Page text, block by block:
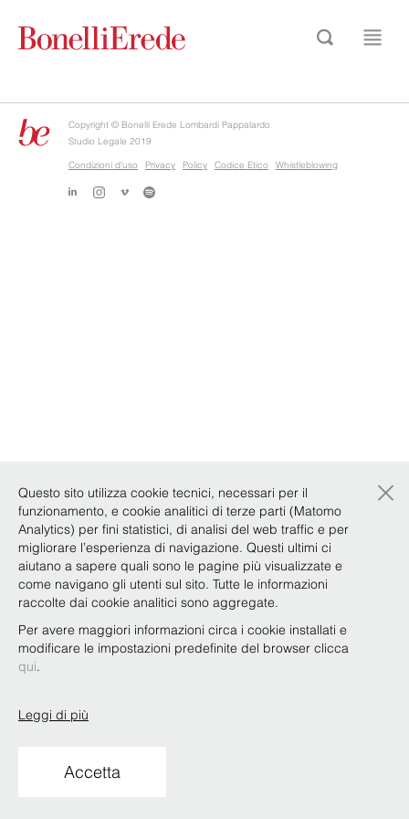
Copyright © Bonelli Erede Lombardi Pappalardo
Studio Legale 2019
Condizioni d'uso
Privacy Policy Codice Etico Whistleblowing
Questo sito utilizza cookie tecnici, necessari per il
funzionamento, e cookie analitici di terze parti (Matomo
Analytics) per fini statistici, di analisi del web traffic e per
migliorare l’esperienza di navigazione. Questi ultimi ci
aiutano a sapere quali sono le pagine più visualizzate e
come navigano gli utenti sul sito. Tutte le informazioni
raccolte dai cookie analitici sono aggregate.
Per avere maggiori informazioni circa i cookie installati e
modificare le impostazioni predefinite del browser clicca
qui.
Leggi di più
Accetta
×